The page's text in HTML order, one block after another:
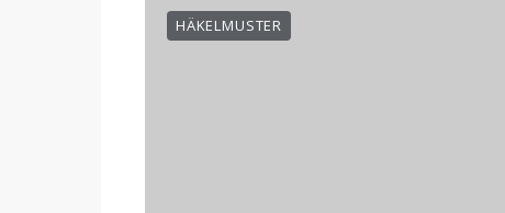
HÄKELMUSTER